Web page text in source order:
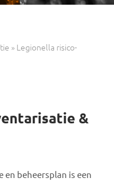
» Legionella risico-
&
beheersplan is een